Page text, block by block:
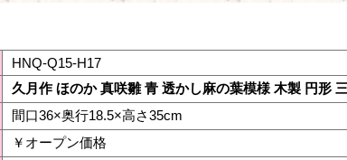
HNQ-Q15-H17
久月作 ほのか 真咲雛 青 透かし麻の葉模様 木製 円形
間口36×奥行18.5×高さ35cm
￥オープン価格